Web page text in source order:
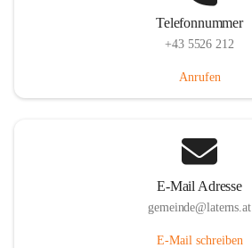
Telefonnummer
+43 5526 212
Anrufen
E-Mail Adresse
gemeinde@laterns.at
E-Mail schreiben